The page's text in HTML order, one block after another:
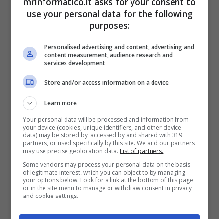
non altamente sicure.
nostro nome, che ci invogliano acliccare su un
link misteriosoche se aperto può causare
qualche problemino.
Non bisogna arrendersi, perché i quotidiani
sistemi di Google ed Android
aggiungere alla lista nera questi indirizzi o
numeri di telefono.
Come fare?
Per poter definitivamente eliminare queste
telefonate fastidiose è fondamentale
sull’app delle chiamatesul tuo smartphone o
use your personal data for the following
purposes:
Personalised advertising and content, advertising and
content measurement, audience research and
services development
Store and/or access information on a device
Learn more
Your personal data will be processed and information from
your device (cookies, unique identifiers, and other device
data) may be stored by, accessed by and shared with 319
partners, or used specifically by this site. We and our partners
may use precise geolocation data. List of partners.
Some vendors may process your personal data on the basis
of legitimate interest, which you can object to by managing
your options below. Look for a link at the bottom of this page
or in the site menu to manage or withdraw consent in privacy
and cookie settings.